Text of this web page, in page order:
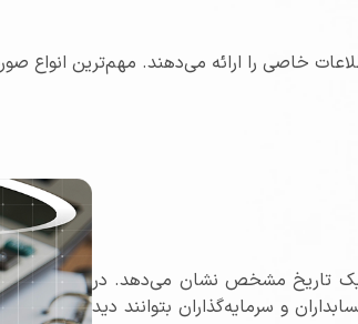
خاصی را ارائه می‌دهند. مهم‌ترین انواع
یک تاریخ مشخص نشان می‌دهد. در
و سرمایه‌گذاران بتوانند دید